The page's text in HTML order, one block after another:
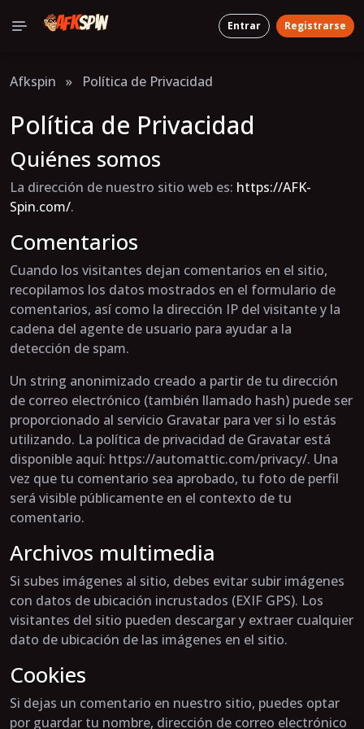
Entrar Registrarse
Afkspin » Política de Privacidad
Política de Privacidad
Quiénes somos
La dirección de nuestro sitio web es: https://AFK-
Spin.com/.
Comentarios
Cuando los visitantes dejan comentarios en el sitio,
recopilamos los datos mostrados en el formulario de
comentarios, así como la dirección IP del visitante y la
cadena del agente de usuario para ayudar a la
detección de spam.
Un string anonimizado creado a partir de tu dirección
de correo electrónico (también llamado hash) puede ser
proporcionado al servicio Gravatar para ver si lo estás
utilizando. La política de privacidad de Gravatar está
disponible aquí: https://automattic.com/privacy/. Una
vez que tu comentario sea aprobado, tu foto de perfil
será visible públicamente en el contexto de tu
comentario.
Archivos multimedia
Si subes imágenes al sitio, debes evitar subir imágenes
con datos de ubicación incrustados (EXIF GPS). Los
visitantes del sitio pueden descargar y extraer cualquier
dato de ubicación de las imágenes en el sitio.
Cookies
Si dejas un comentario en nuestro sitio, puedes optar
por guardar tu nombre, dirección de correo electrónico